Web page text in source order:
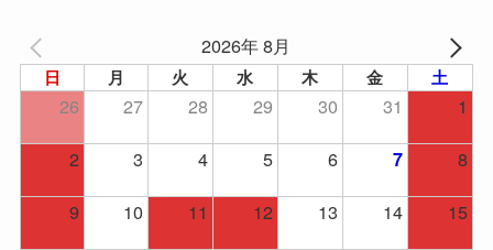
2026年 8月
日 月 火 水 木 金 土
26 27 28 29 30 31
1
2
3 4 5 6 7
8
9
10 11 12 13 14
15